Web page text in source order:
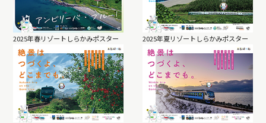
2025年春リゾートしらかみポスター 2025年夏リゾートしらかみポスター